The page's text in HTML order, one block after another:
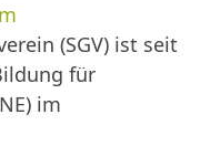
(SGV) ist seit
für
im